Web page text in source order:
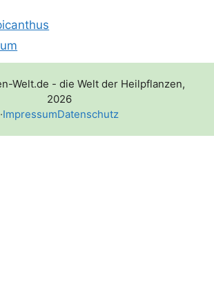
Welt.de - die Welt der Heilpflanzen,
2026
·ImpressumDatenschutz